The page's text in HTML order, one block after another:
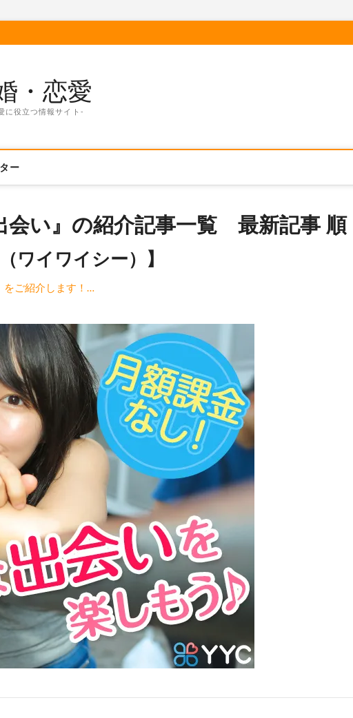
・恋愛
役立つ情報サイト-
ー
会い』の紹介記事一覧 最新記事 順
ワイワイシー）】
をご紹介します！…